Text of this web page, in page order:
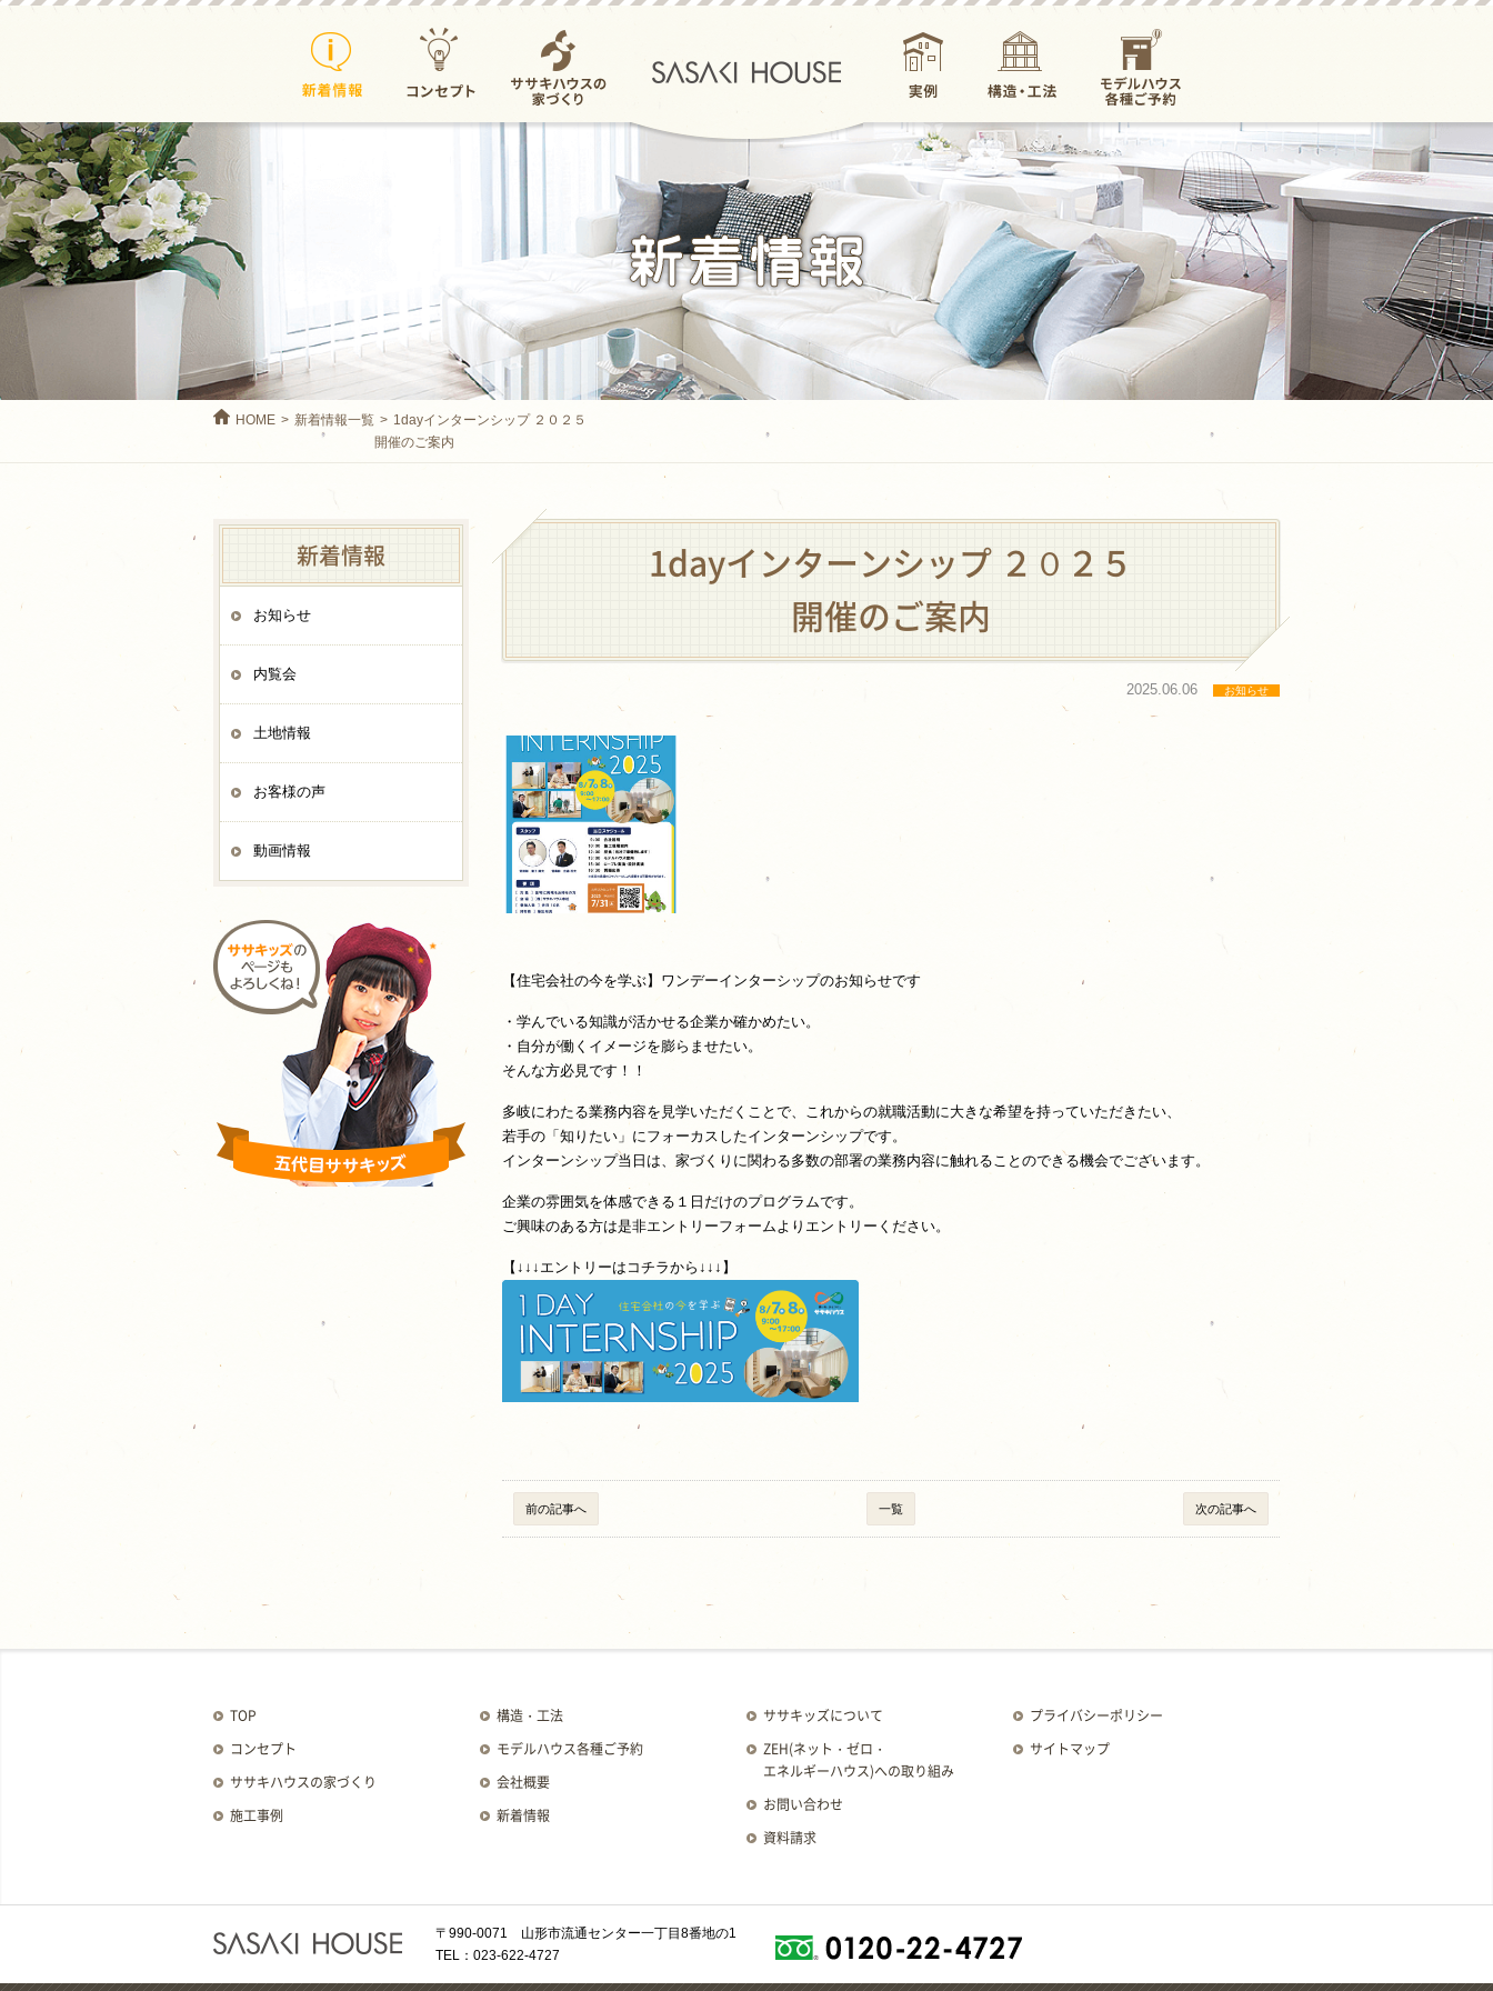
種ご予約
HOME 新着情報一覧
1dayインターンシップ ２０２５
開催のご案内
1dayインターンシップ ２０２５
開催のご案内
2025.06.06 お知らせ
【住宅会社の今を学ぶ】ワンデーインターシップのお知らせです
・学んでいる知識が活かせる企業か確かめたい。
・自分が働くイメージを膨らませたい。
そんな方必見です！！
多岐にわたる業務内容を見学いただくことで、これからの就職活動に大きな希望を持っていただきたい、
若手の「知りたい」にフォーカスしたインターンシップです。
インターンシップ当日は、家づくりに関わる多数の部署の業務内容に触れることのできる機会でございます。
企業の雰囲気を体感できる１日だけのプログラムです。
ご興味のある方は是非エントリーフォームよりエントリーください。
【↓↓↓エントリーはコチラから↓↓↓】
前の記事へ 一覧 次の記事へ
新着情報
お知らせ
内覧会
土地情報
お客様の声
動画情報
TOP
コンセプト
ササキハウスの家づくり
施工事例
構造・工法
モデルハウス各種ご予約
会社概要
新着情報
ササキッズについて
ZEH(ネット・ゼロ・
エネルギーハウス)への取り組み
お問い合わせ
資料請求
プライバシーポリシー
サイトマップ
〒990-0071 山形市流通センター一丁目8番地の1
TEL：023-622-4727